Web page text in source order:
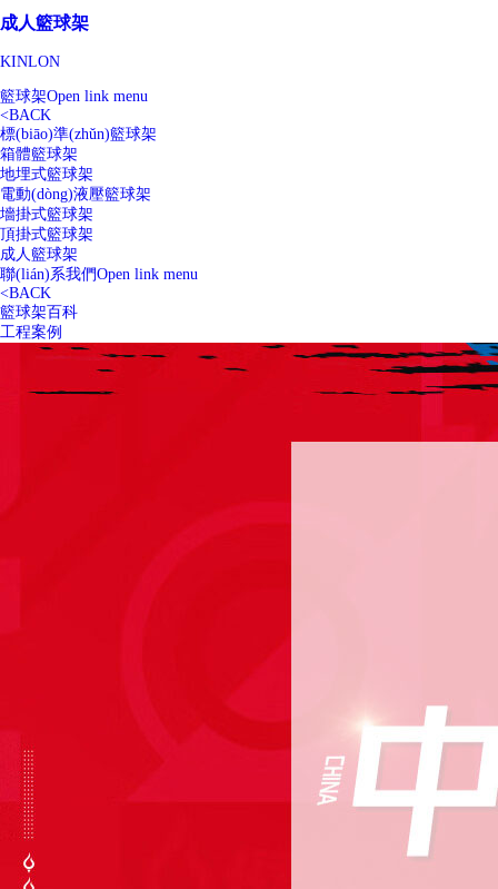
成人籃球架
KINLON
籃球架Open link menu
<BACK
標(biāo)準(zhǔn)籃球架
箱體籃球架
地埋式籃球架
電動(dòng)液壓籃球架
墻掛式籃球架
頂掛式籃球架
成人籃球架
聯(lián)系我們Open link menu
<BACK
籃球架百科
工程案例